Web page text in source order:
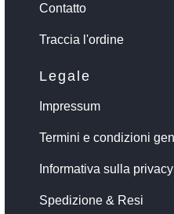
Contatto
Traccia l'ordine
Legale
Impressum
Termini e condizioni
Informativa sulla privacy
Spedizione & Resi